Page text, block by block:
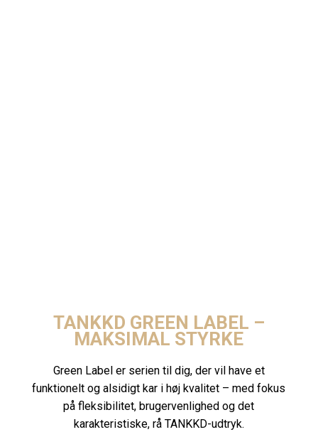
TANKKD GREEN LABEL –
MAKSIMAL STYRKE
Green Label er serien til dig, der vil have et
funktionelt og alsidigt kar i høj kvalitet – med fokus
på fleksibilitet, brugervenlighed og det
karakteristiske, rå TANKKD-udtryk.